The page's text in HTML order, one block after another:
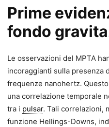
Prime
fondo
Le osservazioni del MPTA
incoraggianti sulla presenza
frequenze nanohertz.
una correlazione temporale
tra i pulsar. Tali correlazioni,
funzione Hellings-Downs,